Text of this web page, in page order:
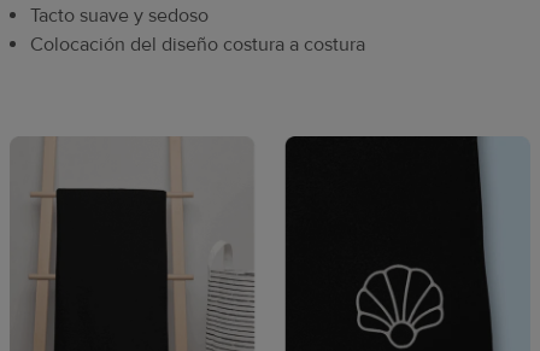
Tacto suave y sedoso
Colocación del diseño costura a costura